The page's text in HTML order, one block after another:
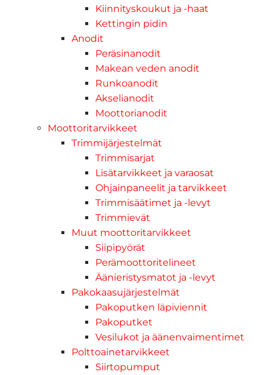
Kiinnityskoukut ja -haat
Kettingin pidin
Anodit
Peräsinanodit
Makean veden anodit
Runkoanodit
Akselianodit
Moottorianodit
Moottoritarvikkeet
Trimmijärjestelmät
Trimmisarjat
Lisätarvikkeet ja varaosat
Ohjainpaneelit ja tarvikkeet
Trimmisäätimet ja -levyt
Trimmievät
Muut moottoritarvikkeet
Siipipyörät
Perämoottoritelineet
Äänieristysmatot ja -levyt
Pakokaasujärjestelmät
Pakoputken läpiviennit
Pakoputket
Vesilukot ja äänenvaimentimet
Polttoainetarvikkeet
Siirtopumput